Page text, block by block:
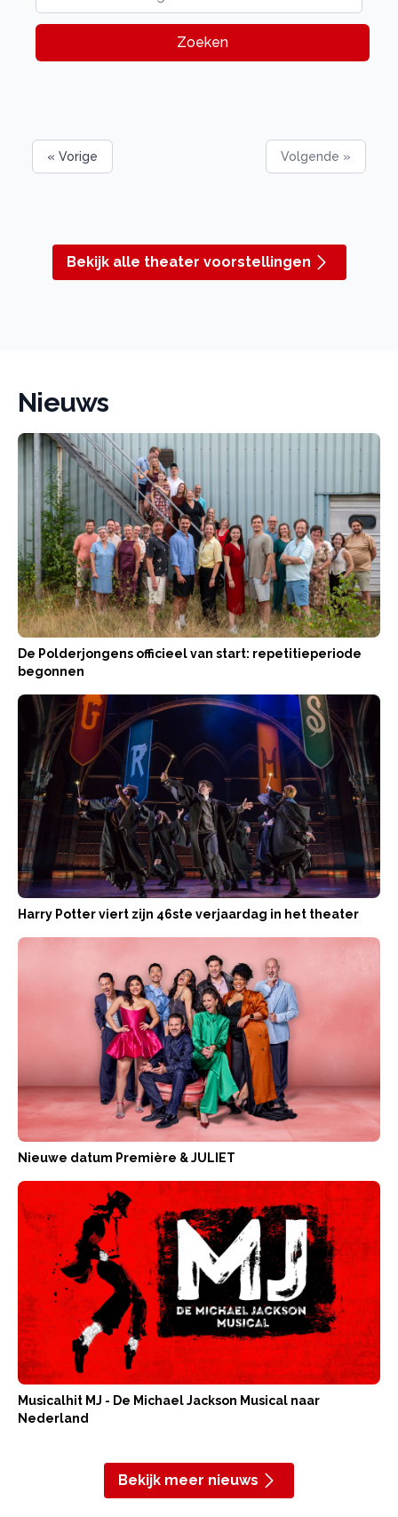
Zoeken
« Vorige Volgende »
Bekijk alle theater voorstellingen
Nieuws
De Polderjongens officieel van start: repetitieperiode
begonnen
Harry Potter viert zijn 46ste verjaardag in het theater
Nieuwe datum Première & JULIET
Musicalhit MJ - De Michael Jackson Musical naar
Nederland
Bekijk meer nieuws